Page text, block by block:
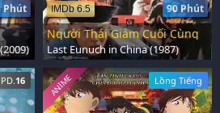
Phút 90 Phút
IMDb 6.5
Người Thái Giám Cuối Cùng
Last Eunuch in China (1987)
PD.16 Lồng Tiếng
ANIME